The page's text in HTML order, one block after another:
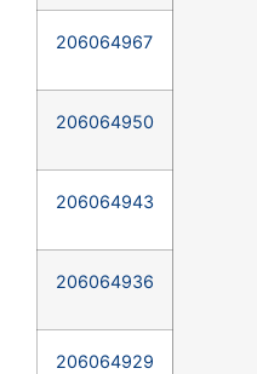
206064967
206064950
206064943
206064936
206064929